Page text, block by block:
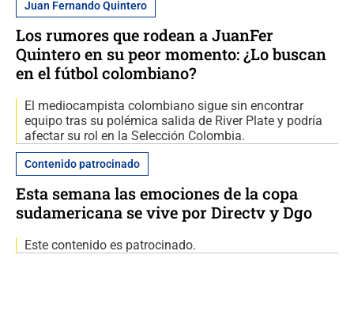
Juan Fernando Quintero
Los rumores que rodean a JuanFer
Quintero en su peor momento: ¿Lo buscan
en el fútbol colombiano?
El mediocampista colombiano sigue sin encontrar
equipo tras su polémica salida de River Plate y podría
afectar su rol en la Selección Colombia.
Contenido patrocinado
Esta semana las emociones de la copa
sudamericana se vive por Directv y Dgo
Este contenido es patrocinado.